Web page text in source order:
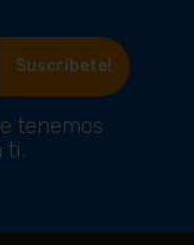
Suscríbete!
tenemos
ti.